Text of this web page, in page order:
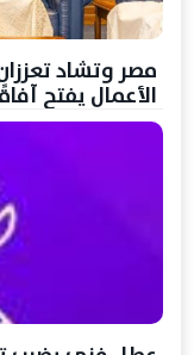
مصر وتشاد
الأعمال يفتح